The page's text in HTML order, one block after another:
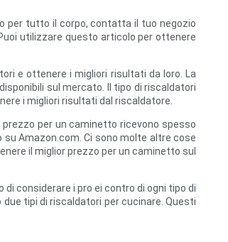
per tutto il corpo, contatta il tuo negozio
utilizzare questo articolo per ottenere
e ottenere i migliori risultati da loro. La
sul mercato. Il tipo di riscaldatori
i migliori risultati dal riscaldatore.
per un caminetto ricevono spesso
Amazon.com. Ci sono molte altre cose
il miglior prezzo per un caminetto sul
considerare i pro ei contro di ogni tipo di
tipi di riscaldatori per cucinare. Questi